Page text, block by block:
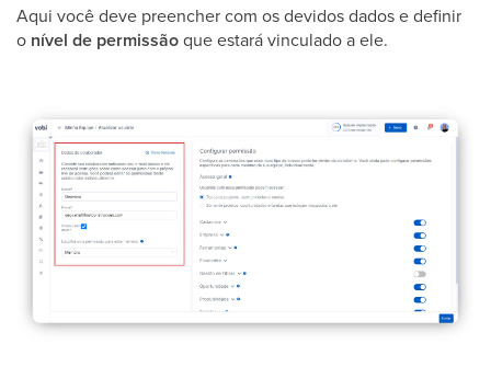
Aqui você deve preencher com os devidos dados e definir
o nível de permissãoque estará vinculado a ele.